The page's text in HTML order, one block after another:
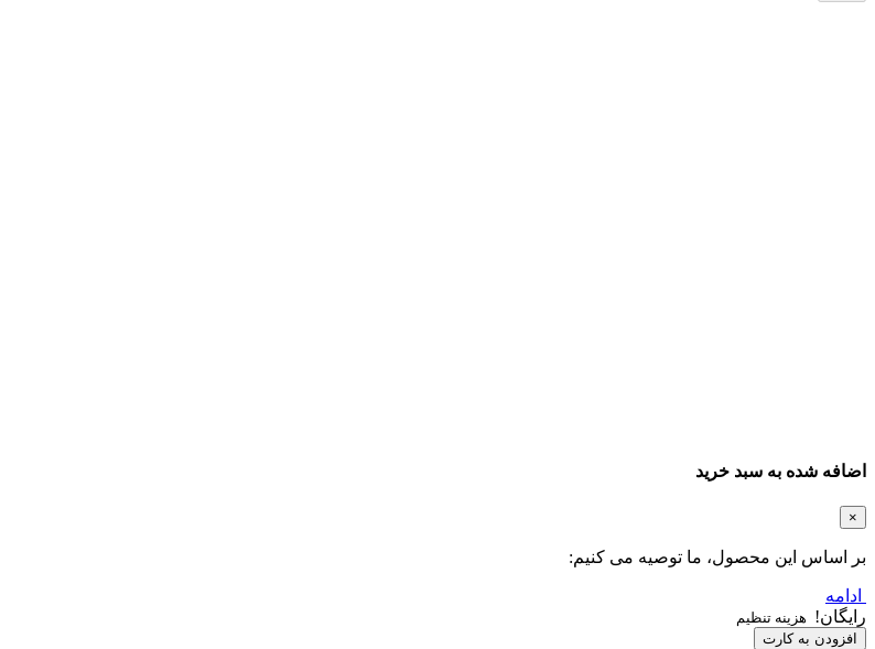
اضافه شده به سبد خرید
×
بر اساس این محصول، ما توصیه می کنیم:
ادامه
رایگان! هزینه تنظیم
افزودن به کارت